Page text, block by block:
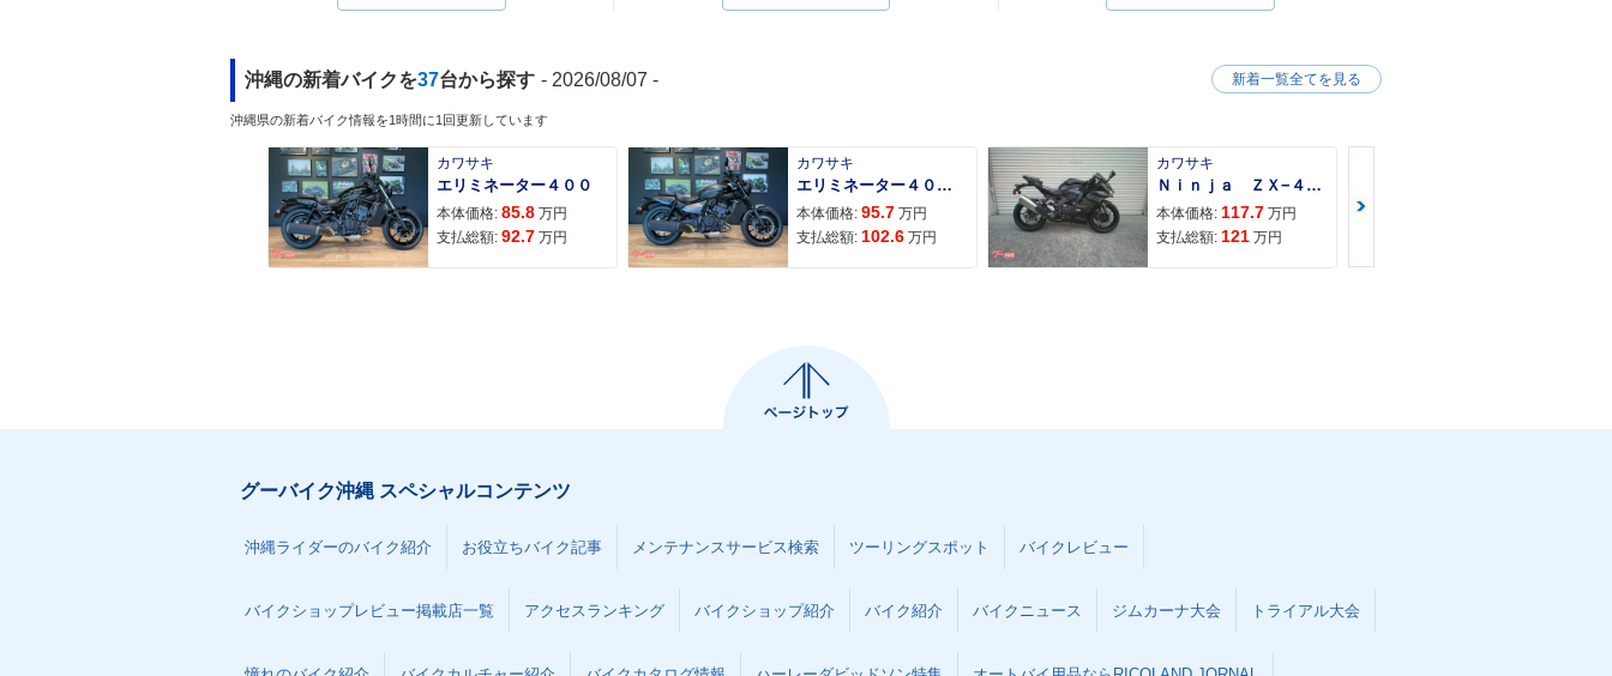
沖縄の新着バイクを37台から探す - 2026/08/07 -
沖縄県の新着バイク情報を1時間に1回更新しています
カワサキ
エリミネーター４００
本体価格: 85.8 万円
支払総額: 92.7 万円
カワサキ
エリミネーター４００ＳＥ
本体価格: 95.7 万円
支払総額: 102.6 万円
カワサキ
Ｎｉｎｊａ ＺＸ−４Ｒ ＳＥ
本体価格: 117.7 万円
支払総額: 121 万円
新着一覧全てを見る
グーバイク沖縄 スペシャルコンテンツ
沖縄ライダーのバイク紹介 お役立ちバイク記事 メンテナンスサービス検索 ツーリングスポット バイクレビュー
バイクショップレビュー掲載店一覧 アクセスランキング バイクショップ紹介 バイク紹介 バイクニュース ジムカーナ大会 トライアル大会